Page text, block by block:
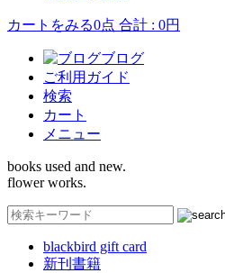
カートをみる0点 合計 : 0円
ブログ
ご利用ガイド
検索
カート
メニュー
books used and new.
flower works.
blackbird gift card
新刊書籍